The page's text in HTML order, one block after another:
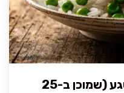
הסוד לאורז עם אפונה משגע (שמוכן ב-25